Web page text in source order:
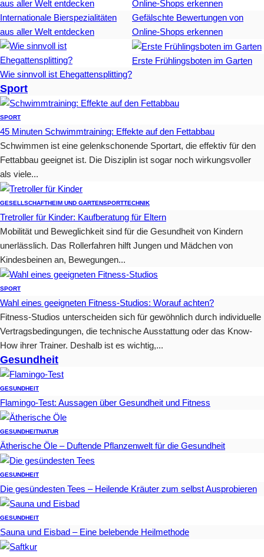
Internationale Bierspezialitäten
aus aller Welt entdecken
Gefälschte Bewertungen von
Online-Shops erkennen
Wie sinnvoll ist Ehegattensplitting?
Erste Frühlingsboten im Garten
Sport
SPORT
45 Minuten Schwimmtraining: Effekte auf den Fettabbau
Schwimmen ist eine gelenkschonende Sportart, die effektiv für den
Fettabbau geeignet ist. Die Disziplin ist sogar noch wirkungsvoller
als viele...
GESELLSCHAFTHEIM UND GARTENSPORTTECHNIK
Tretroller für Kinder: Kaufberatung für Eltern
Mobilität und Beweglichkeit sind für die Gesundheit von Kindern
unerlässlich. Das Rollerfahren hilft Jungen und Mädchen von
Kindesbeinen an, Bewegungen...
SPORT
Wahl eines geeigneten Fitness-Studios: Worauf achten?
Fitness-Studios unterscheiden sich für gewöhnlich durch individuelle
Vertragsbedingungen, die technische Ausstattung oder das Know-
How ihrer Trainer. Deshalb ist es wichtig,...
Gesundheit
GESUNDHEIT
Flamingo-Test: Aussagen über Gesundheit und Fitness
GESUNDHEITNATUR
Ätherische Öle – Duftende Pflanzenwelt für die Gesundheit
GESUNDHEIT
Die gesündesten Tees – Heilende Kräuter zum selbst Ausprobieren
GESUNDHEIT
Sauna und Eisbad – Eine belebende Heilmethode